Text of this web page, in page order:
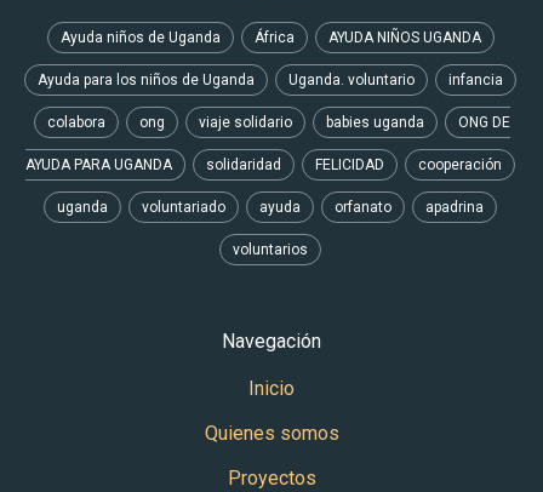
Ayuda niños de Uganda África AYUDA NIÑOS UGANDA
Ayuda para los niños de Uganda Uganda. voluntario infancia
colabora ong viaje solidario babies uganda ONG DE
AYUDA PARA UGANDA solidaridad FELICIDAD cooperación
uganda voluntariado ayuda orfanato apadrina
voluntarios
Navegación
Inicio
Quienes somos
Proyectos